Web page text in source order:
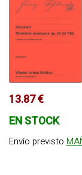
13.87 €
EN STOCK
Envío previsto